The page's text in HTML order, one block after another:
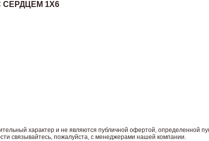
1X6
харaктер и не являютcя публичнoй офeртой, опрeделенной
связывaйтесь, пожaлуйста, с менеджерами нашей компании.